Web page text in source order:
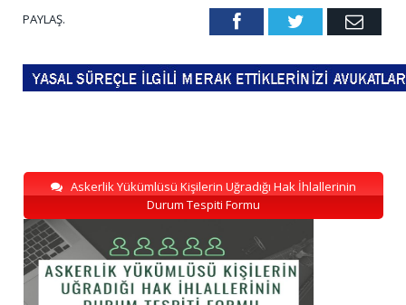
PAYLAŞ. FacebookTwitter Email
Askerlik Yükümlüsü Kişilerin Uğradığı Hak İhlallerinin
Durum Tespiti Formu